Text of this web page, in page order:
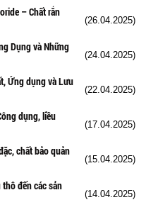
– Chất rắn
(26.04.2025)
Dụng và Những
(24.04.2025)
Ứng dụng và Lưu
(22.04.2025)
dụng, liều
(17.04.2025)
chất bảo quản
(15.04.2025)
đến các sản
(14.04.2025)